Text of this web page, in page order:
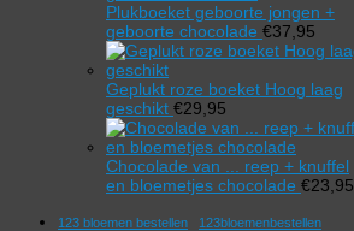
Plukboeket geboorte jongen +
geboorte chocolade €37,95
Geplukt roze boeket Hoog laag
geschikt €29,95
Chocolade van ... reep + knuffel
en bloemetjes chocolade €23,95
123 bloemen bestellen
123bloemenbestellen